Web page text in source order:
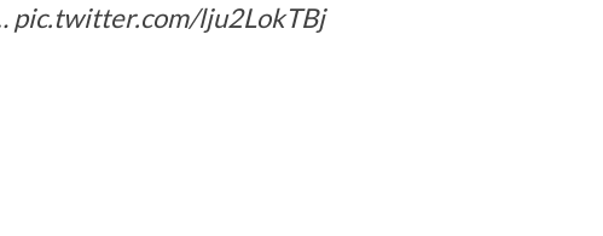
pic.twitter.com/lju2LokTBj